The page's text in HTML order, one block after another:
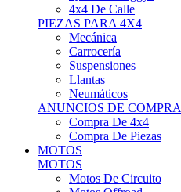
4x4 De Calle
PIEZAS PARA 4X4
Mecánica
Carrocería
Suspensiones
Llantas
Neumáticos
ANUNCIOS DE COMPRA
Compra De 4x4
Compra De Piezas
MOTOS
MOTOS
Motos De Circuito